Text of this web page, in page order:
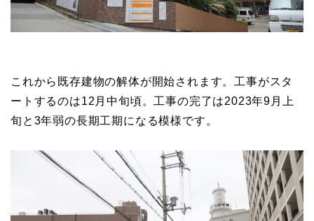
これから既存建物の解体が開始されます。工事がスタ
ートするのは12月中旬頃。工事の完了は2023年9月上
旬と3年弱の長期工期になる模様です。